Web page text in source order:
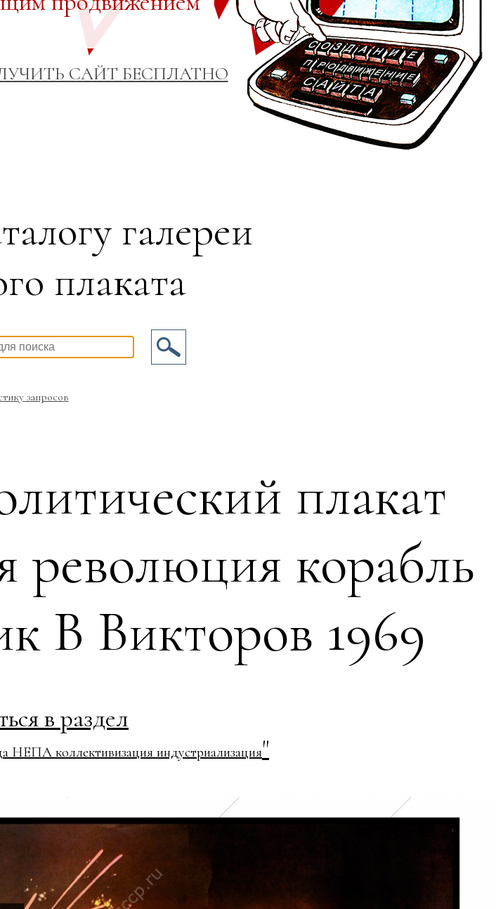
САЙТ БЕСПЛАТНО
галереи
плаката
запросов
плакат
корабль
В Викторов 1969
в раздел
НЕПА коллективизация индустриализация"